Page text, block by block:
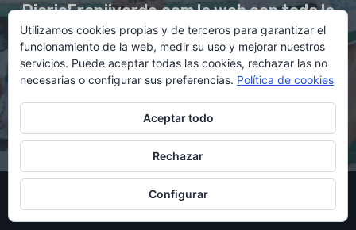
DiarioFranjiverde.com la web con toda la
información del Elche C.F.
Contacto en:diario@franjiverde.com
© Copyright 2021 - Gestión y diseño por Rubén Maestre
Política de cookies Política de privacidad
Utilizamos cookies propias y de terceros para garantizar el
funcionamiento de la web, medir su uso y mejorar nuestros
servicios. Puede aceptar todas las cookies, rechazar las no
necesarias o configurar sus preferencias. Política de cookies
Aceptar todo
Rechazar
Configurar